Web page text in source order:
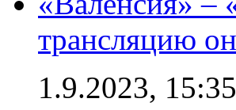
трансляцию
1.9.2023, 15:35